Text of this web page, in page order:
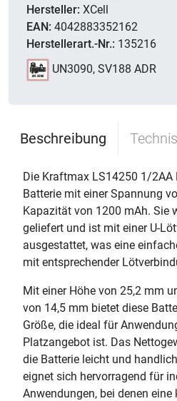
Hersteller: XCell
EAN: 4042883352162
Herstellerart.-Nr.: 135216
UN3090, SV188 ADR
Beschreibung
Die Kraftmax LS14250 1/
Batterie mit einer Spannung
Kapazität von 1200 mAh. Sie
geliefert und ist mit einer U-
ausgestattet, was eine
mit entsprechender
Mit einer Höhe von 25,2 mm
von 14,5 mm bietet diese
Größe, die ideal für
Platzangebot ist. Das
die Batterie leicht und
eignet sich hervorragend für
Anwendungen, bei denen eine